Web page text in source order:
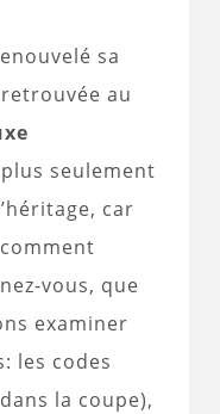
sa
au
plus seulement
car
vous, que
examiner
les codes
la coupe),